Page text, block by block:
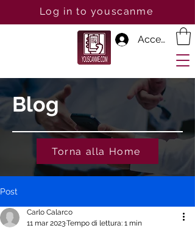
Accedi
Log in to youscanme
Blog
Torna alla Home
Post
Carlo Calarco
11 mar 2023Tempo di lettura: 1 min